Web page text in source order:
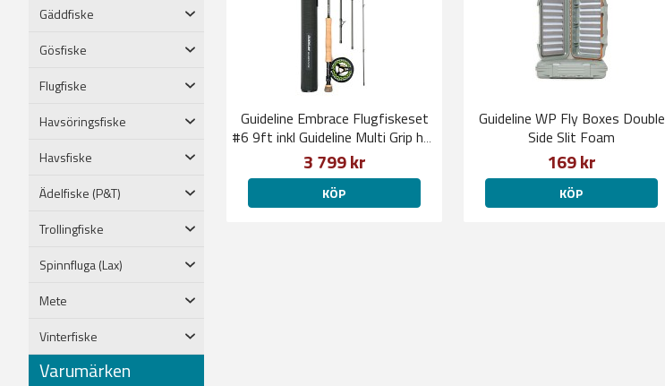
Gäddfiske
Gösfiske
Flugfiske
Havsöringsfiske
Havsfiske
Ädelfiske (P&T)
Trollingfiske
Spinnfluga (Lax)
Mete
Vinterfiske
Varumärken
Guideline Embrace Flugfiskeset
#6 9ft inkl Guideline Multi Grip håv
på köpet!
3 799 kr
KÖP
Guideline WP Fly Boxes Double
Side Slit Foam
169 kr
KÖP